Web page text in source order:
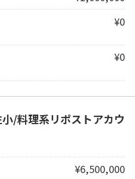
¥0
¥0
/料理系リポストアカウ
¥6,500,000